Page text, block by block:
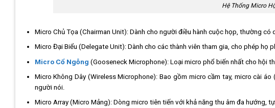
Hệ Thống Micro
Micro Chủ Tọa (Chairman Unit): Dành cho người điều hành cuộc họp, thường
Micro Đại Biểu (Delegate Unit): Dành cho các thành viên tham gia, cho phép họ
Micro Cổ Ngỗng (Gooseneck Microphone): Loại micro phổ biến nhất cho hội
Micro Không Dây (Wireless Microphone): Bao gồm micro cầm tay, micro cài
người nói.
Micro Array (Micro Mảng): Dòng micro tiên tiến với khả năng thu âm đa